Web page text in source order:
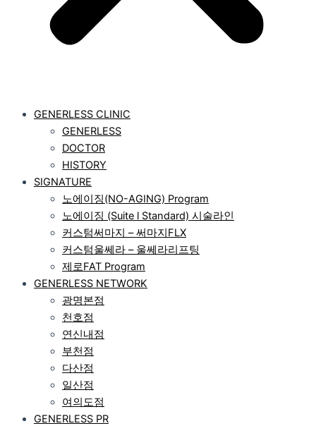
GENERLESS CLINIC
GENERLESS
DOCTOR
HISTORY
SIGNATURE
노에이징(NO-AGING) Program
노에이징 (Suite l Standard) 시술라인
커스텀써마지 – 써마지FLX
커스텀울쎄라 – 울쎄라리프팅
제로FAT Program
GENERLESS NETWORK
광명본점
천호점
연신내점
부천점
다산점
일산점
여의도점
GENERLESS PR